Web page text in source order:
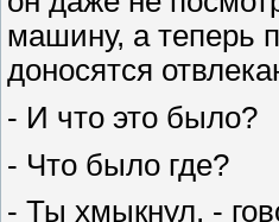
машину, а теперь
доносятся
- И что это было?
- Что было где?
- Ты хмыкнул, -